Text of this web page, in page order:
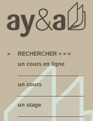
>
RECHERCHER > > >
un cours en ligne
un cours
un stage